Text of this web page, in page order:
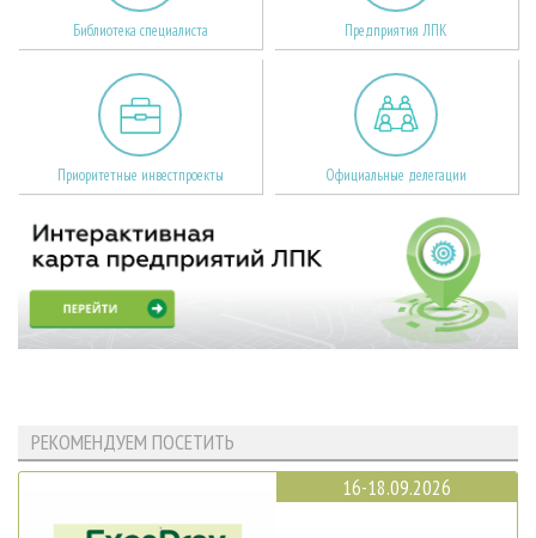
Библиотека специалиста Предприятия ЛПК
Приоритетные инвестпроекты Официальные делегации
РЕКОМЕНДУЕМ ПОСЕТИТЬ
16-18.09.2026